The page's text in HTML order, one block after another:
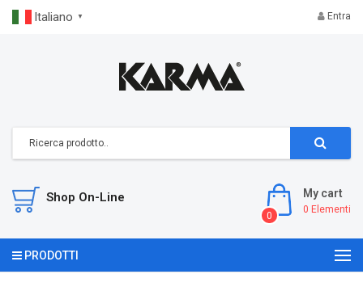
Italiano ▼ Entra
My cart
0 Elementi
0
Shop On-Line
PRODOTTI